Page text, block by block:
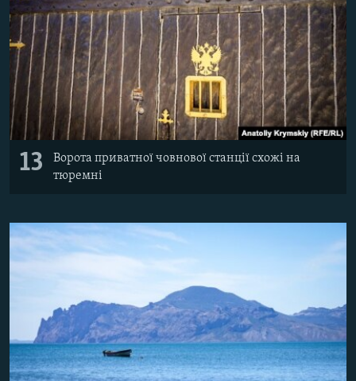
13
Ворота приватної човнової станції схожі на
тюремні